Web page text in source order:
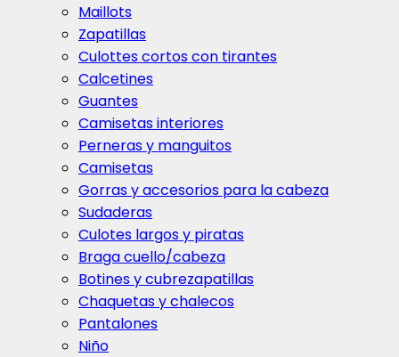
Maillots
Zapatillas
Culottes cortos con tirantes
Calcetines
Guantes
Camisetas interiores
Perneras y manguitos
Camisetas
Gorras y accesorios para la cabeza
Sudaderas
Culotes largos y piratas
Braga cuello/cabeza
Botines y cubrezapatillas
Chaquetas y chalecos
Pantalones
Niño